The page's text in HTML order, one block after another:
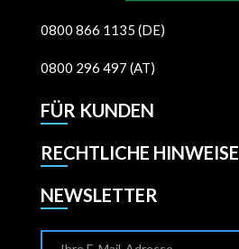
0800 866 1135 (DE)
0800 296 497 (AT)
FÜR KUNDEN
RECHTLICHE HINWEISE
NEWSLETTER